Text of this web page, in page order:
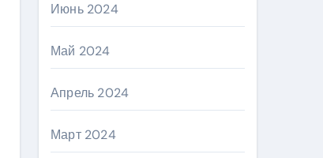
Июнь 2024
Май 2024
Апрель 2024
Март 2024